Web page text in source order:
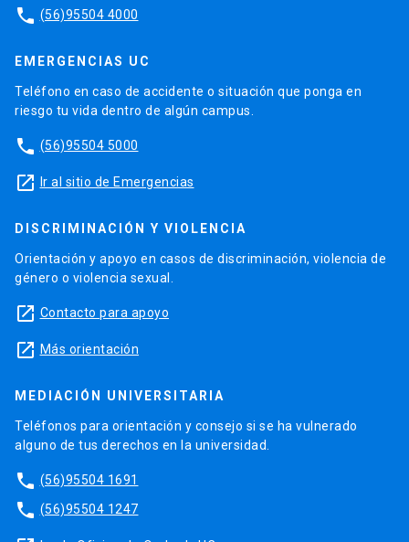
phone (56)95504 4000
EMERGENCIAS UC
Teléfono en caso de accidente o situación que ponga en
riesgo tu vida dentro de algún campus.
phone (56)95504 5000
launch Ir al sitio de Emergencias
DISCRIMINACIÓN Y VIOLENCIA
Orientación y apoyo en casos de discriminación, violencia de
género o violencia sexual.
launch Contacto para apoyo
launch Más orientación
MEDIACIÓN UNIVERSITARIA
Teléfonos para orientación y consejo si se ha vulnerado
alguno de tus derechos en la universidad.
phone (56)95504 1691
phone (56)95504 1247